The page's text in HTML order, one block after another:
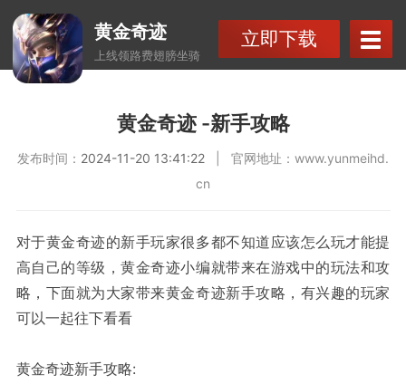
黄金奇迹
上线领路费翅膀坐骑
立即下载
黄金奇迹 -新手攻略
发布时间： 2024-11-20 13:41:22 | 官网地址： www.yunmeihd.
cn
对于黄金奇迹的新手玩家很多都不知道应该怎么玩才能提
高自己的等级，黄金奇迹小编就带来在游戏中的玩法和攻
略，下面就为大家带来黄金奇迹新手攻略，有兴趣的玩家
可以一起往下看看
黄金奇迹新手攻略: